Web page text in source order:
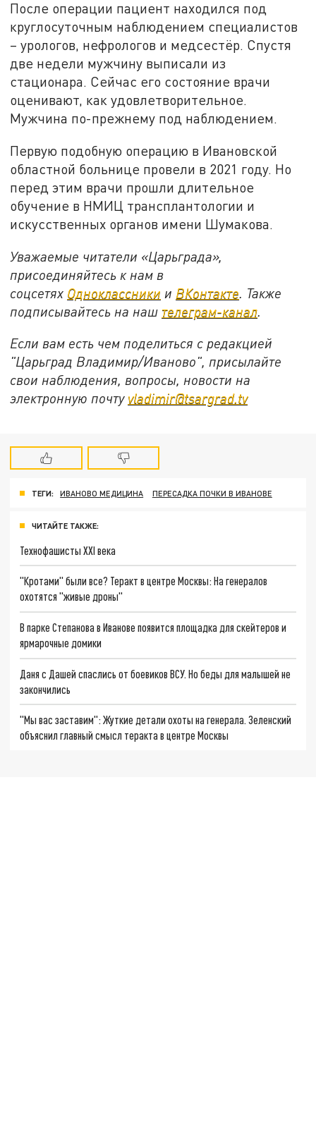
После операции пациент находился под
круглосуточным наблюдением специалистов
– урологов, нефрологов и медсестёр. Спустя
две недели мужчину выписали из
стационара. Сейчас его состояние врачи
оценивают, как удовлетворительное.
Мужчина по-прежнему под наблюдением.
Первую подобную операцию в Ивановской
областной больнице провели в 2021 году. Но
перед этим врачи прошли длительное
обучение в НМИЦ трансплантологии и
искусственных органов имени Шумакова.
Уважаемые читатели «Царьграда»,
присоединяйтесь к нам в
соцсетях Одноклассники и ВКонтакте . Также
подписывайтесь на наш телеграм-канал
Если вам есть чем поделиться с редакцией
"Царьград Владимир/Иваново", присылайте
свои наблюдения, вопросы, новости на
электронную почту vladimir@tsargrad.tv
ТЕГИ: ИВАНОВО МЕДИЦИНА ПЕРЕСАДКА ПОЧКИ В ИВАНОВЕ
ЧИТАЙТЕ ТАКЖЕ:
Технофашисты XXI века
"Кротами" были все? Теракт в центре Москвы: На генералов
охотятся "живые дроны"
В парке Степанова в Иванове появится площадка для скейтеров и
ярмарочные домики
Даня с Дашей спаслись от боевиков ВСУ. Но беды для малышей не
закончились
"Мы вас заставим": Жуткие детали охоты на генерала. Зеленский
объяснил главный смысл теракта в центре Москвы